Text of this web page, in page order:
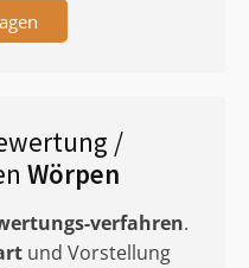
/
Wörpen
verfahren.
und Vorstellung